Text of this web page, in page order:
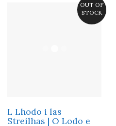
OUT OF
STOCK
L Lhodo i las
Streilhas | O Lodo e